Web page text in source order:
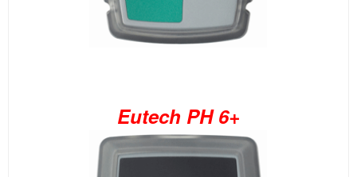
Eutech PH 6+